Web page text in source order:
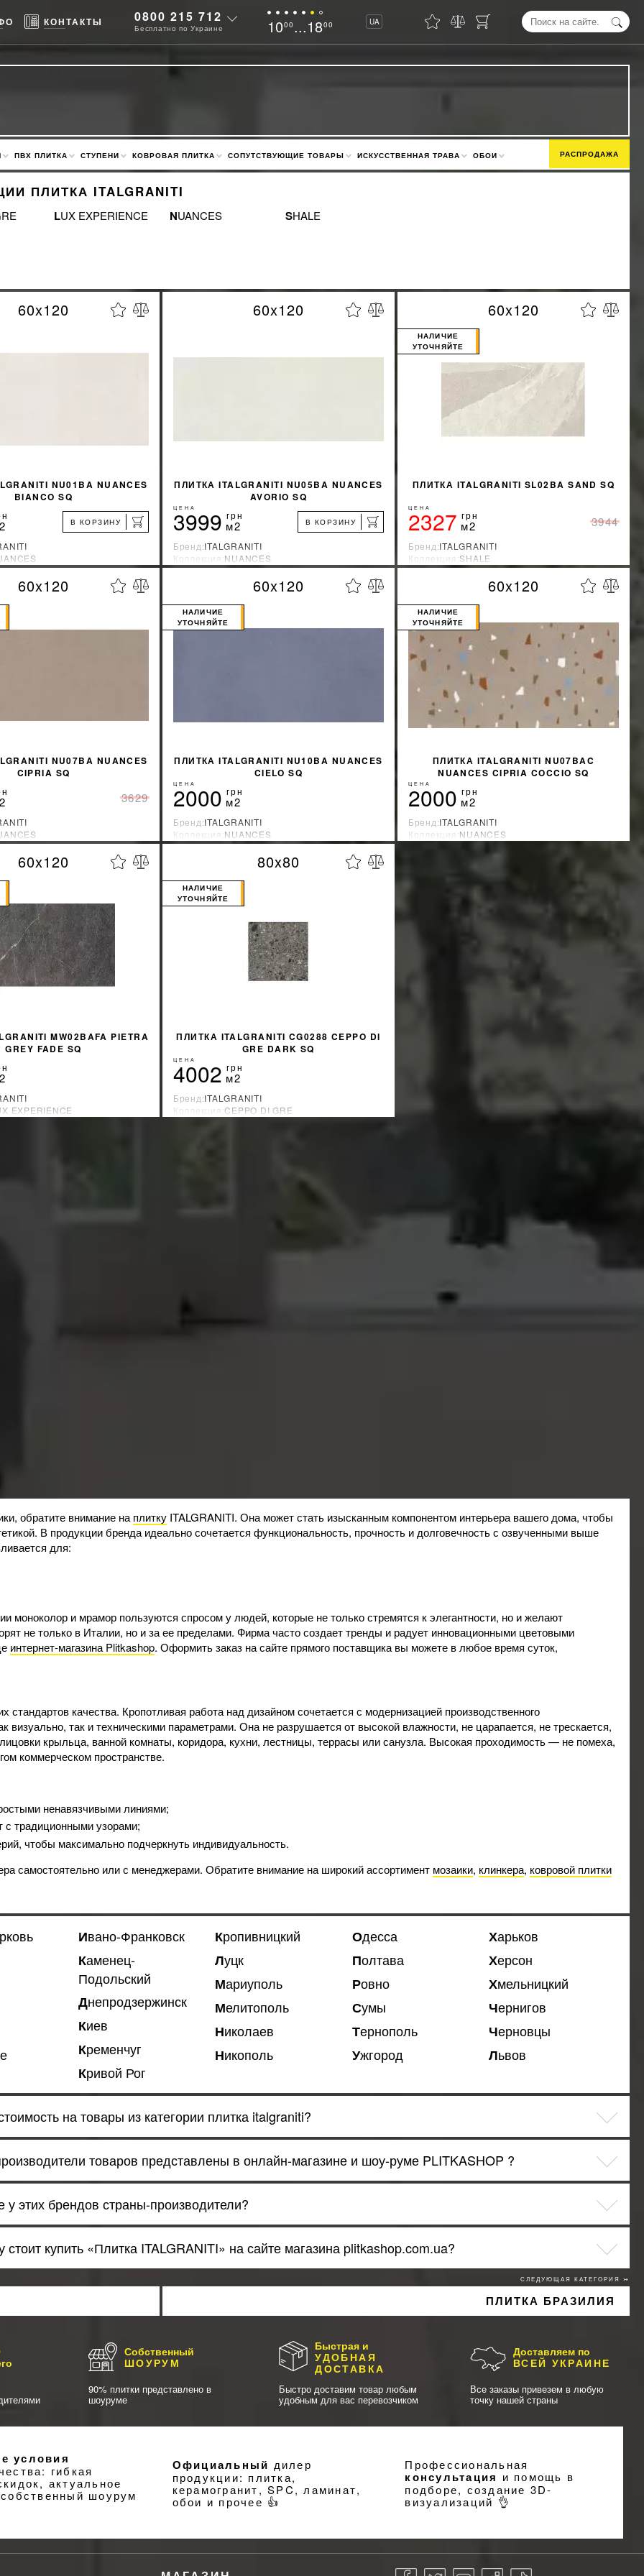
КОНТАКТЫ 0800 215 712
Бесплатно по Украине 1000 ...1800 UA
ПВХ ПЛИТКА СТУПЕНИ КОВРОВАЯ ПЛИТКА СОПУТСТВУЮЩИЕ ТОВАРЫ ИСКУССТВЕННАЯ ТРАВА ОБОИ РАСПРОДАЖА
ПЛИТКА ITALGRANITI
LUX EXPERIENCE NUANCES SHALE
60x120
NU01BA NUANCES
BIANCO SQ
В КОРЗИНУ
Бразилия
УЗНАТЬ СВОЮ СКИДКУ %
КУПИТЬ
60x120
ПЛИТКА ITALGRANITI NU05BA NUANCES
AVORIO SQ
ЦЕНА
3999 грн
м2 В КОРЗИНУ
Бренд:ITALGRANITI
Коллекция:NUANCES
Страна-производитель:Бразилия
УЗНАТЬ СВОЮ СКИДКУ %
КУПИТЬ
60x120
ПЛИТКА ITALGRANITI SL02BA SAND SQ
НАЛИЧИЕ
УТОЧНЯЙТЕ
ЦЕНА
2327 грн
м2 3944
Бренд:ITALGRANITI
Коллекция:SHALE
Страна-производитель:Бразилия
УЗНАТЬ СВОЮ СКИДКУ %
60x120
NU07BA NUANCES
CIPRIA SQ
3629
Бразилия
УЗНАТЬ СВОЮ СКИДКУ %
60x120
ПЛИТКА ITALGRANITI NU10BA NUANCES
CIELO SQ
НАЛИЧИЕ
УТОЧНЯЙТЕ
ЦЕНА
2000 грн
м2
Бренд:ITALGRANITI
Коллекция:NUANCES
Страна-производитель:Бразилия
УЗНАТЬ СВОЮ СКИДКУ %
60x120
ПЛИТКА ITALGRANITI NU07BAC
NUANCES CIPRIA COCCIO SQ
НАЛИЧИЕ
УТОЧНЯЙТЕ
ЦЕНА
2000 грн
м2
Бренд:ITALGRANITI
Коллекция:NUANCES
60x120
MW02BAFA PIETRA
GREY FADE SQ
EXPERIENCE
80x80
ПЛИТКА ITALGRANITI CG0288 CEPPO DI
GRE DARK SQ
НАЛИЧИЕ
УТОЧНЯЙТЕ
ЦЕНА
4002 грн
м2
Бренд:ITALGRANITI
Коллекция:CEPPO DI GRE
обратите внимание наплитку ITALGRANITI. Она может стать изысканным компонентом интерьера вашего дома, чтобы
В продукции бренда идеально сочетается функциональность, прочность и долговечность с озвученными выше
для:
моноколор и мрамор пользуются спросом у людей, которые не только стремятся к элегантности, но и желают
не только в Италии, но и за ее пределами. Фирма часто создает тренды и радует инновационными цветовыми
интернет-магазина Plitkashop. Оформить заказ на сайте прямого поставщика вы можете в любое время суток,
качества. Кропотливая работа над дизайном сочетается с модернизацией производственного
визуально, так и техническими параметрами. Она не разрушается от высокой влажности, не царапается, не трескается,
крыльца, ванной комнаты, коридора, кухни, лестницы, террасы или санузла. Высокая проходимость — не помеха,
коммерческом пространстве.
ненавязчивыми линиями;
с традиционными узорами;
чтобы максимально подчеркнуть индивидуальность.
самостоятельно или с менеджерами. Обратите внимание на широкий ассортимент мозаики, клинкера, ковровой плитки
Ивано-Франковск
Каменец-
Подольский
Днепродзержинск
Киев
Кременчуг
Кривой Рог
Кропивницкий
Луцк
Мариуполь
Мелитополь
Николаев
Никополь
Одесса
Полтава
Ровно
Сумы
Тернополь
Ужгород
Харьков
Херсон
Хмельницкий
Чернигов
Черновцы
Львов
на товары из категории плитка italgraniti?
товаров представлены в онлайн-магазине и шоу-руме PLITKASHOP ?
у этих брендов страны-производители?
стоит купить «Плитка ITALGRANITI» на сайте магазина plitkashop.com.ua?
СЛЕДУЮЩАЯ КАТЕГОРИЯ ↣
ПЛИТКА БРАЗИЛИЯ
Собственный
ШОУРУМ
90% плитки представлено в
шоуруме
Быстрая и
УДОБНАЯ
ДОСТАВКА
Быстро доставим товар любым
удобным для вас перевозчиком
Доставляем по
ВСЕЙ УКРАИНЕ
Все заказы привезем в любую
точку нашей страны
условия
гибкая
актуальное
шоурум
Официальный дилер
продукции: плитка,
керамогранит, SPC, ламинат,
обои и прочее 👍
Профессиональная
консультация и помощь в
подборе, создание 3D-
визуализаций👌